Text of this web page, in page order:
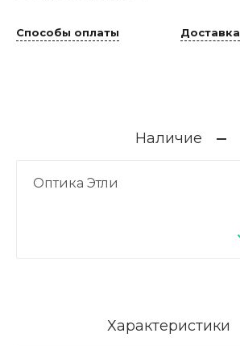
Способы оплаты Доставка
Наличие
Оптика Этли
Характеристики